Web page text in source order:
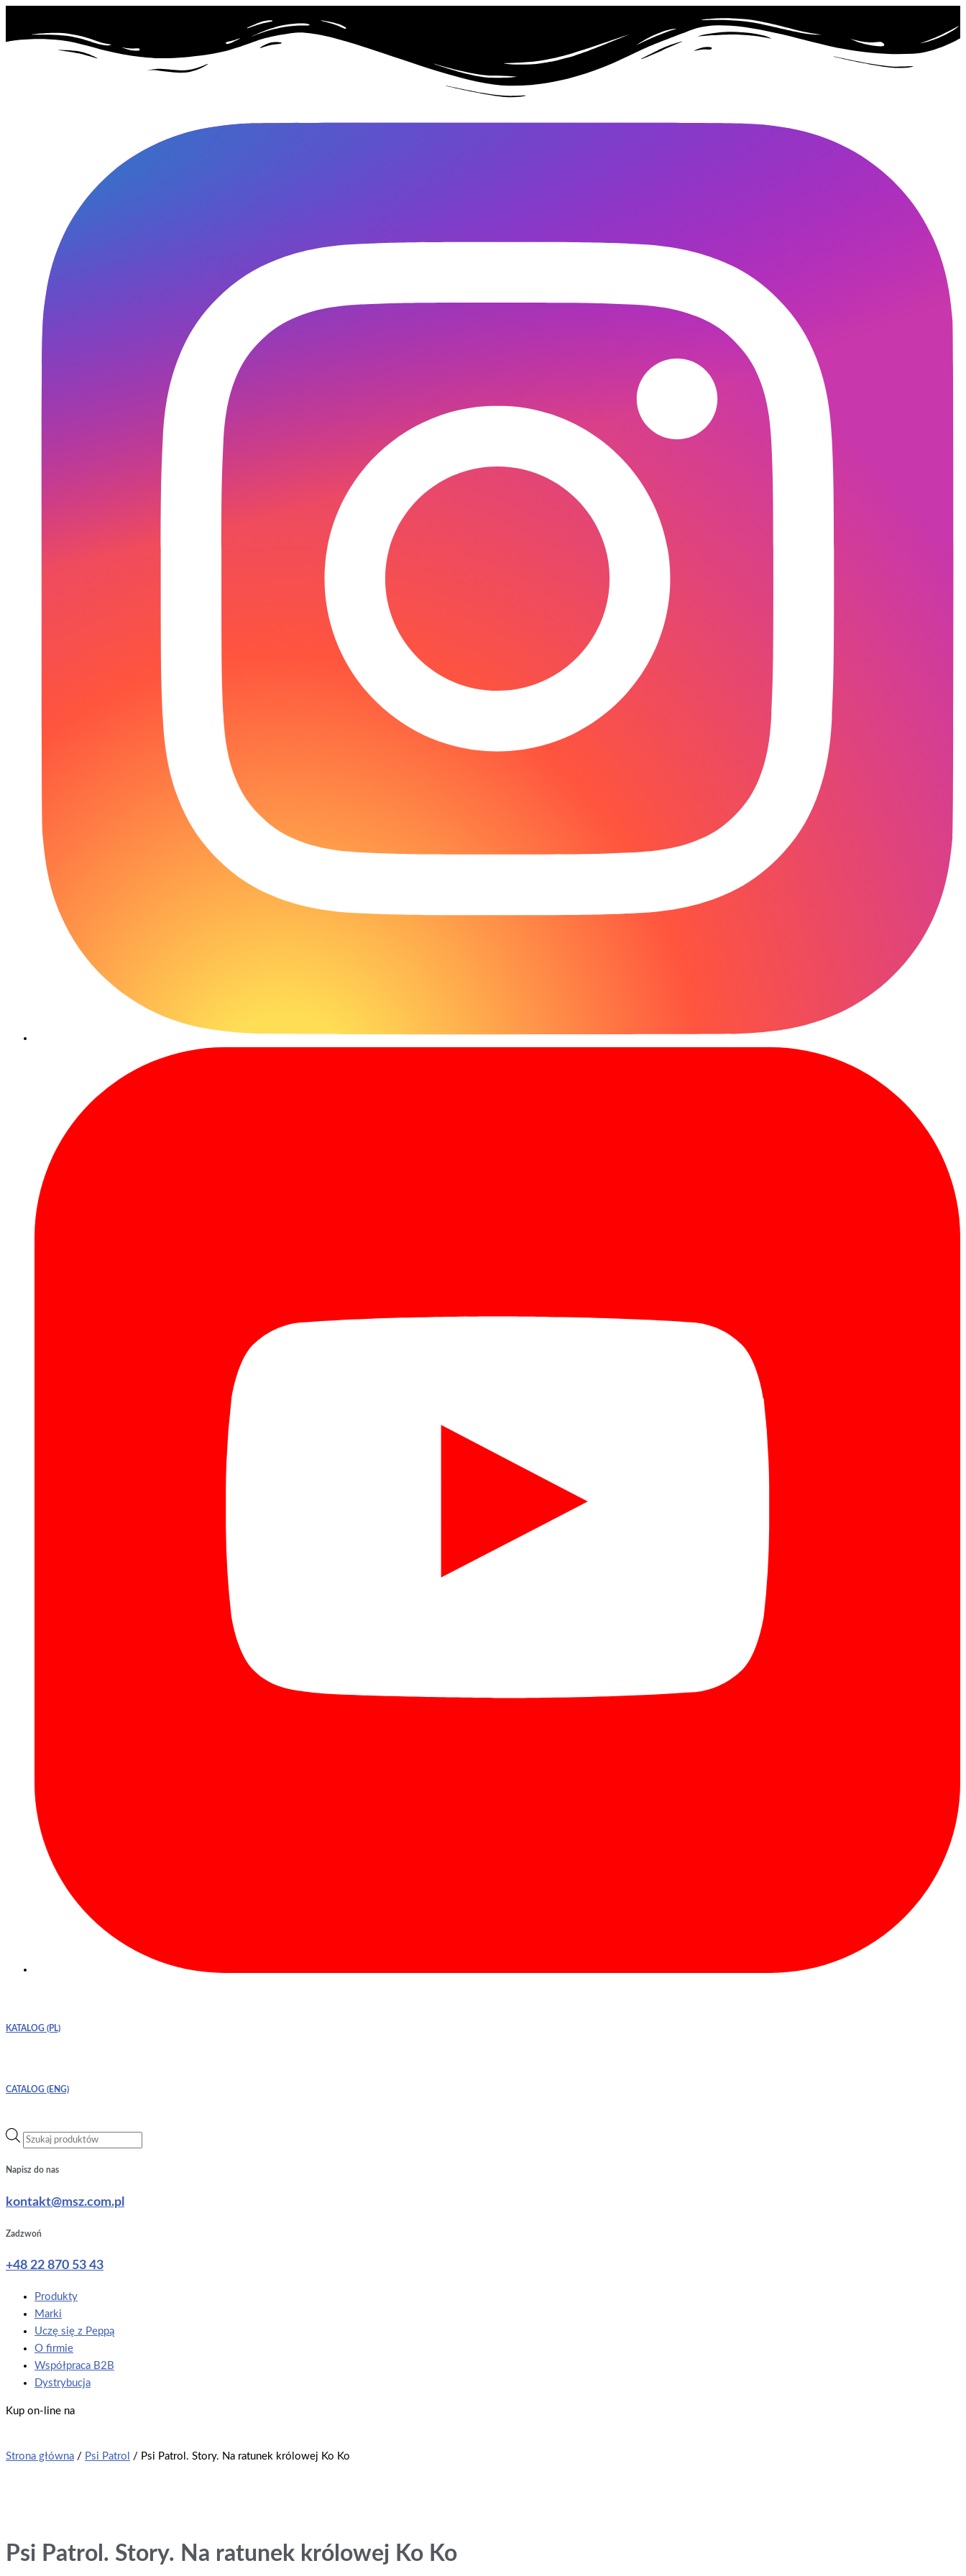
KATALOG (PL)
CATALOG (ENG)
Wyszukiwarka
Napisz do nas
kontakt@msz.com.pl
Zadzwoń
+48 22 870 53 43
Main
Menu
Produkty
Marki
Uczę się z Peppą
O firmie
Współpraca B2B
Dystrybucja
Kup on-line na
Strona główna / Psi Patrol / Psi Patrol. Story. Na ratunek królowej Ko Ko
Psi Patrol. Story. Na ratunek królowej Ko Ko